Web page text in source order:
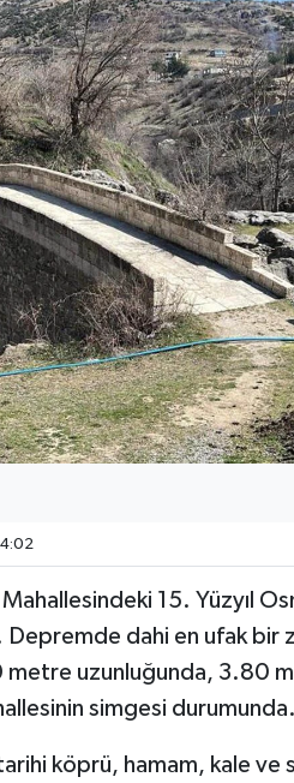
15. Yüzyıl
dahi en ufak bir
metre uzunluğunda, 3.80
simgesi durumunda.
tarihi köprü, hamam, kale ve